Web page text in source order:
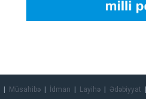
Müsahibə İdman Layihə Ədəbiyyat